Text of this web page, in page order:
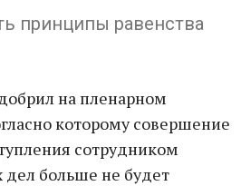
принципы равенства
на пленарном
которому совершение
сотрудником
дел больше не будет